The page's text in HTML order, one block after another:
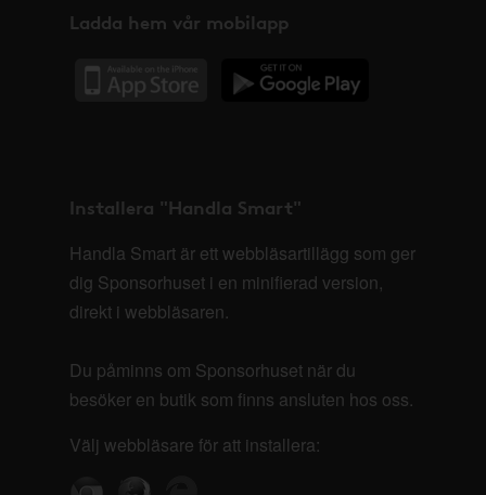
Ladda hem vår mobilapp
Installera "Handla Smart"
Handla Smart är ett webbläsartillägg som ger
dig Sponsorhuset i en minifierad version,
direkt i webbläsaren.
Du påminns om Sponsorhuset när du
besöker en butik som finns ansluten hos oss.
Välj webbläsare för att installera: